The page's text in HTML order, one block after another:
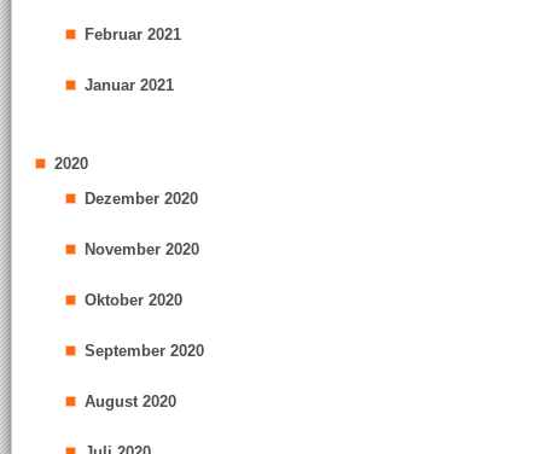
Februar 2021
Januar 2021
2020
Dezember 2020
November 2020
Oktober 2020
September 2020
August 2020